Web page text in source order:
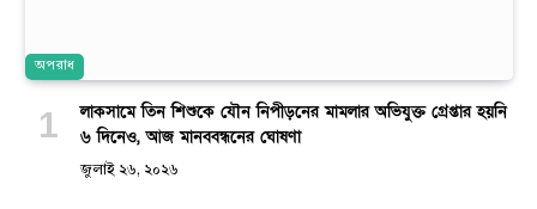
অপরাধ
লাকসামে তিন শিশুকে যৌন নিপীড়নের মামলার অভিযুক্ত গ্রেপ্তার হয়নি
৬ দিনেও, আজ মানববন্ধনের ঘোষণা
জুলাই ২৬, ২০২৬